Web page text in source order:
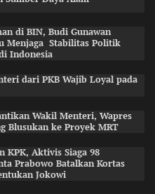
di BIN, Budi Gunawan
Menjaga Stabilitas Politik
Indonesia
dari PKB Wajib Loyal pada
Wakil Menteri, Wapres
Blusukan ke Proyek MRT
KPK, Aktivis Siaga 98
Prabowo Batalkan Kortas
Jokowi